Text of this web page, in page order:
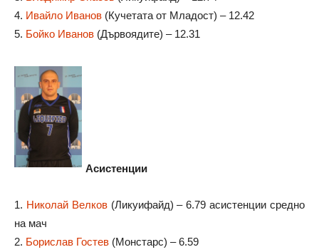
4. Ивайло Иванов (Кучетата от Младост) – 12.42
5. Бойко Иванов (Дървоядите) – 12.31
Асистенции
1. Николай Велков(Ликуифайд) – 6.79 асистенции средно
на мач
2. Борислав Гостев (Монстарс) – 6.59